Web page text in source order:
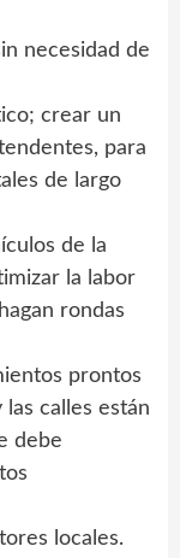
necesidad de
crear un
para
de largo
de la
la labor
rondas
prontos
calles están
debe
locales.